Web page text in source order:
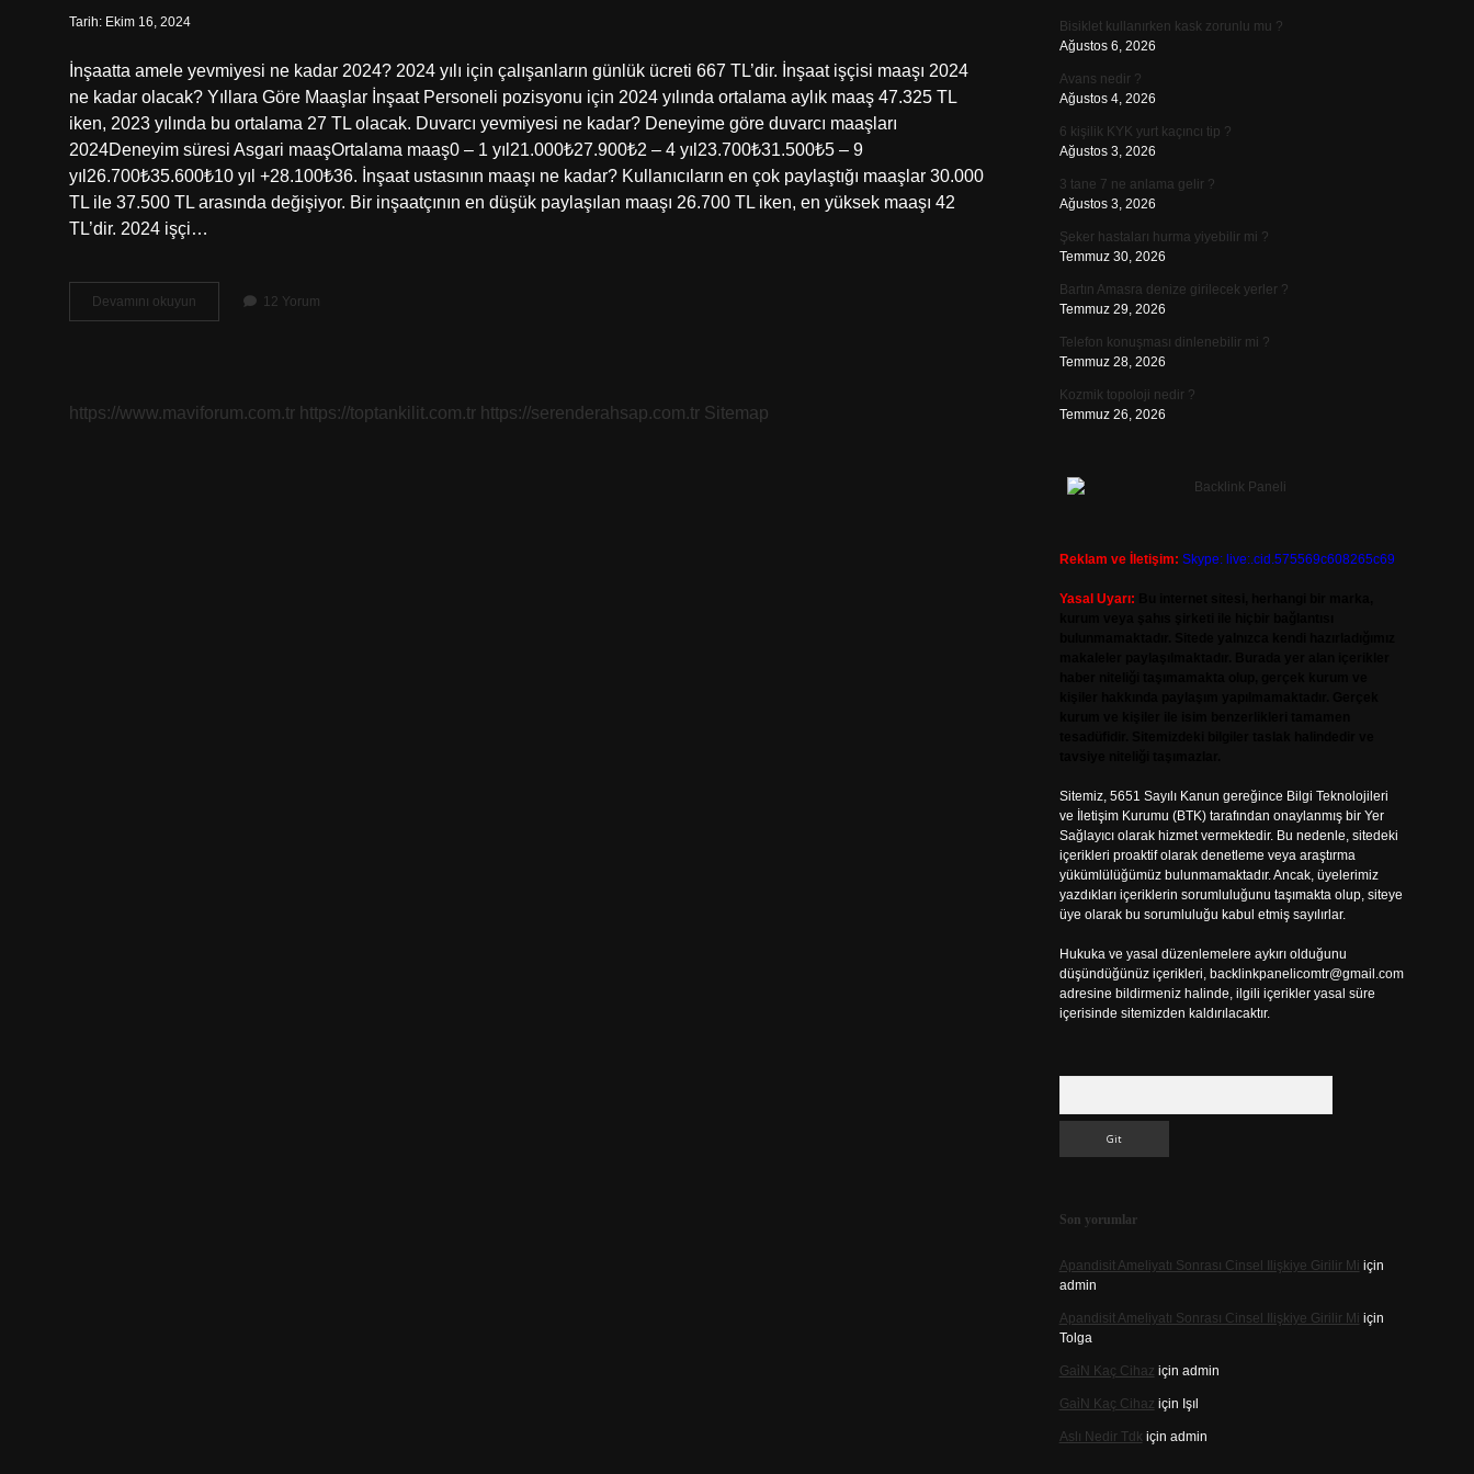
Tarih: Ekim 16, 2024
İnşaatta amele yevmiyesi ne kadar 2024? 2024 yılı için çalışanların günlük ücreti 667 TL’dir. İnşaat işçisi maaşı 2024
ne kadar olacak? Yıllara Göre Maaşlar İnşaat Personeli pozisyonu için 2024 yılında ortalama aylık maaş 47.325 TL
iken, 2023 yılında bu ortalama 27 TL olacak. Duvarcı yevmiyesi ne kadar? Deneyime göre duvarcı maaşları
2024Deneyim süresi Asgari maaşOrtalama maaş0 – 1 yıl21.000₺27.900₺2 – 4 yıl23.700₺31.500₺5 – 9
yıl26.700₺35.600₺10 yıl +28.100₺36. İnşaat ustasının maaşı ne kadar? Kullanıcıların en çok paylaştığı maaşlar 30.000
TL ile 37.500 TL arasında değişiyor. Bir inşaatçının en düşük paylaşılan maaşı 26.700 TL iken, en yüksek maaşı 42
TL’dir. 2024 işçi…
Devamını okuyun
Maaşı
12 Yorum
https://www.maviforum.com.tr https://toptankilit.com.tr https://serenderahsap.com.tr Sitemap
Bisiklet kullanırken kask zorunlu mu ?
Ağustos 6, 2026
Avans nedir ?
Ağustos 4, 2026
6 kişilik KYK yurt kaçıncı tip ?
Ağustos 3, 2026
3 tane 7 ne anlama gelir ?
Ağustos 3, 2026
Şeker hastaları hurma yiyebilir mi ?
Temmuz 30, 2026
Bartın Amasra denize girilecek yerler ?
Temmuz 29, 2026
Telefon konuşması dinlenebilir mi ?
Temmuz 28, 2026
Kozmik topoloji nedir ?
Temmuz 26, 2026
Reklam ve İletişim: Skype: live:.cid.575569c608265c69
Yasal Uyarı:
Sitemiz, 5651 Sayılı Kanun gereğince Bilgi Teknolojileri
ve İletişim Kurumu (BTK) tarafından onaylanmış bir Yer
Sağlayıcı olarak hizmet vermektedir. Bu nedenle, sitedeki
içerikleri proaktif olarak denetleme veya araştırma
yükümlülüğümüz bulunmamaktadır. Ancak, üyelerimiz
yazdıkları içeriklerin sorumluluğunu taşımakta olup, siteye
üye olarak bu sorumluluğu kabul etmiş sayılırlar.
Hukuka ve yasal düzenlemelere aykırı olduğunu
düşündüğünüz içerikleri, backlinkpanelicomtr@gmail.com
adresine bildirmeniz halinde, ilgili içerikler yasal süre
içerisinde sitemizden kaldırılacaktır.
Son yorumlar
Apandisit Ameliyatı Sonrası Cinsel Ilişkiye Girilir Mi için
admin
Apandisit Ameliyatı Sonrası Cinsel Ilişkiye Girilir Mi için
Tolga
Gai̇N Kaç Cihaz için admin
Gai̇N Kaç Cihaz için Işıl
Aslı Nedir Tdk için admin